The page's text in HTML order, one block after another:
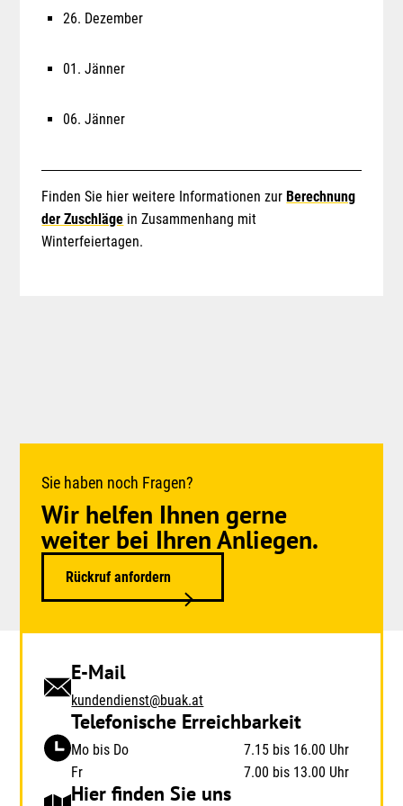
26. Dezember
01. Jänner
06. Jänner
Finden Sie hier weitere Informationen zur Berechnung
der Zuschläge in Zusammenhang mit
Winterfeiertagen.
Sie haben noch Fragen?
Wir helfen Ihnen gerne
weiter bei Ihren Anliegen.
Rückruf anfordern
E-Mail
kundendienst@buak.at
Telefonische Erreichbarkeit
Mo bis Do
7.15 bis 16.00 Uhr
Fr
7.00 bis 13.00 Uhr
Hier finden Sie uns